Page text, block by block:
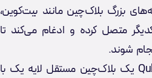
بزرگ بلاک‌چین مانند بیت‌کوین،
متصل کرده و ادغام می‌کند تا
شوند.
شبکه Qubetics یک بلاک‌چین مستقل لایه یک با